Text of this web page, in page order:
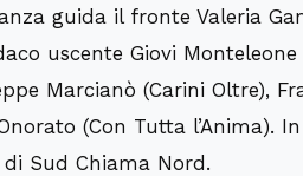
guida il fronte Valeria
uscente Giovi
Marcianò (Carini Oltre),
(Con Tutta l’Anima).
Sud Chiama Nord.